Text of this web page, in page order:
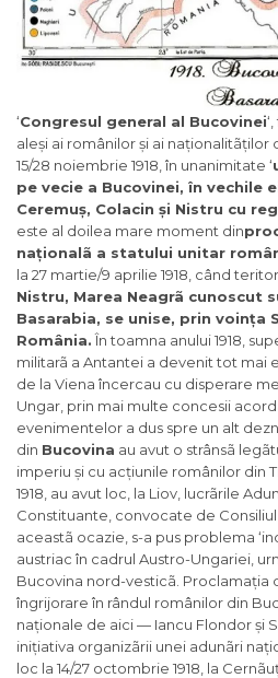
‘Congresul general al Bucovinei
aleși ai românilor și ai naționalitãților
15/28 noiembrie 1918, în unanimitate ‘
pe vecie a Bucovinei, în vechile
Ceremuș, Colacin și Nistru cu
este al doilea mare moment din
naționalã a statului unitar
la 27 martie/9 aprilie 1918, când
Nistru, Marea Neagrã cunoscut
Basarabia, se unise, prin voința
România.În toamna anului 1918,
militarã a Antantei a devenit tot mai
de la Viena încercau cu disperare
Ungar, prin mai multe concesii
evenimentelor a dus spre un alt
din Bucovina au avut o strânsã
imperiu și cu acțiunile românilor din
1918, au avut loc, la Liov, lucrãrile
Constituante, convocate de
aceastã ocazie, s-a pus problema
austriac în cadrul Austro-Ungariei,
Bucovina nord-vesticã. Proclamația
îngrijorare în rândul românilor din
naționale de aici — Iancu Flondor și
inițiativa organizãrii unei adunãri
loc la 14/27 octombrie 1918, la